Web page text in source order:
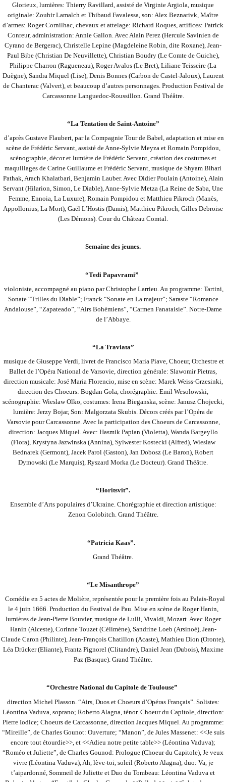
Glorieux, lumières: Thierry Ravillard, assisté de Virginie Argiola, musique
originale: Zouhir Lamalch et Thibaud Favalessa, son: Alex Beznarivk, Maître
d’armes: Roger Cornilhac, chevaux et attelage: Richard Roques, artifices: Patrick
Conreur, administration: Annie Gallon. Avec Alain Perez (Hercule Savinien de
Cyrano de Bergerac), Christelle Lepine (Magdeleine Robin, dite Roxane), Jean-
Paul Bibe (Christian De Neuvillette), Christian Boudry (Le Comte de Guiche),
Philippe Charron (Ragueneau), Roger Avalos (Le Bret), Liliane Teisseire (La
Duègne), Sandra Miquel (Lise), Denis Bonnes (Carbon de Castel-Jaloux), Laurent
de Chanterac (Valvert), et beaucoup d’autres personnages. Production Festival de
Carcassonne Languedoc-Roussillon. Grand Théâtre.
“La Tentation de Saint-Antoine”
d’après Gustave Flaubert, par la Compagnie Tour de Babel, adaptation et mise en
scène de Frédéric Servant, assisté de Anne-Sylvie Meyza et Romain Pompidou,
scénographie, décor et lumière de Frédéric Servant, création des costumes et
maquillages de Carine Guillaume et Frédéric Servant, musique de Shyam Bihari
Pathak, Arach Khalatbari, Benjamin Lauber. Avec Didier Poulain (Antoine), Alain
Servant (Hilarion, Simon, Le Diable), Anne-Sylvie Metza (La Reine de Saba, Une
Femme, Ennoia, La Luxure), Romain Pompidou et Matthieu Pikroch(Manès,
Appollonius, La Mort), Gaël L’Hostis (Damis), Matthieu Pikroch, Gilles Debroise
(Les Démons). Cour du Château Comtal.
Semaine des jeunes.
“Tedi Papavrami”
violoniste, accompagné au piano par Christophe Larrieu. Au programme: Tartini,
Sonate “Trilles du Diable”; Franck “Sonate en La majeur”; Saraste “Romance
Andalouse”, “Zapateado”, “Airs Bohémiens”, “Carmen Fanataisie”. Notre-Dame
de l’Abbaye.
“La Traviata”
musique de Giuseppe Verdi, livret de Francisco Maria Piave, Choeur, Orchestre et
Ballet de l’Opéra National de Varsovie, direction générale: Slawomir Pietras,
direction musicale: José Maria Florencio, mise en scène: Marek Weiss-Grzesinki,
direction des Choeurs: Bogdan Gola, chorégraphie: Emil Wesolowski,
scénographie: Wieslaw Olko, costumes: Irena Bieganska, scène: Janusz Chojecki,
lumière: Jerzy Bojar, Son: Malgorzata Skubis. Décors créés par l’Opéra de
Varsovie pour Carcassonne. Avec la participation des Choeurs de Carcassonne,
direction: Jacques Miquel. Avec: Hasmik Papian (Violetta), Wanda Bargeyllo
(Flora), Krystyna Jazwinska (Annina), Sylwester Kostecki (Alfred), Wieslaw
Bednarek (Germont), Jacek Parol (Gaston), Jan Dobosz (Le Baron), Robert
Dymowski (Le Marquis), Ryszard Morka (Le Docteur). Grand Théâtre.
“Horitsvit”.
Ensemble d’Arts populaires d’Ukraine. Chorégraphie et direction artistique:
Zenon Golobitch. Grand Théâtre.
“Patricia Kaas”.
Grand Théâtre.
“Le Misanthrope”
Comédie en 5 actes de Molière, représentée pour la première fois au Palais-Royal
le 4 juin 1666. Production du Festival de Pau. Mise en scène de Roger Hanin,
lumières de Jean-Pierre Bouvier, musique de Lulli, Vivaldi, Mozart. Avec Roger
Hanin (Alceste), Corinne Touzet(Célimène), Sandrine Loeb (Arsinoé), Jean-
Claude Caron (Philinte), Jean-François Chatillon (Acaste), Mathieu Dion (Oronte),
Léa Drücker (Eliante), Frantz Pignorel (Clitandre), Daniel Jean (Dubois), Maxime
Paz (Basque). Grand Théâtre.
“Orchestre National du Capitole de Toulouse”
direction Michel Plasson. “Airs, Duos et Choeurs d’Opéras Français”. Solistes:
Léontina Vaduva, soprano; Roberto Alagna, ténor. Choeur du Capitole, direction:
Pierre Iodice; Choeurs de Carcassonne, direction Jacques Miquel. Au programme:
“Mireille”, de Charles Gounot: Ouverture; “Manon”, de Jules Massenet: <<Je suis
encore tout étourdie>>, et <<Adieu notre petite table>> (Léontina Vaduva);
“Roméo et Juliette”, de Charles Gounod: Prologue (Choeur du Capitole), Je veux
vivre (Léontina Vaduva), Ah, lève-toi, soleil (Roberto Alagna), duo: Va, je
t’aipardonné, Sommeil de Juliette et Duo du Tombeau: Léontina Vaduva et